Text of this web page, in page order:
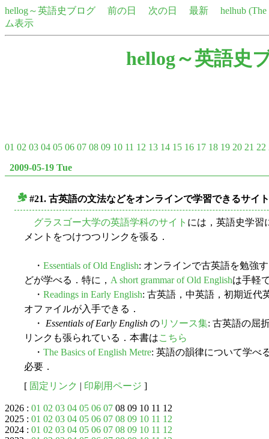
hellog～英語史ブログ 前の日 次の日 最新
helhub
ム表示
hellog～英語史
01 02 03 04 05 06 07 08 09 10 11 12 13 14 15 16 17 18 19 20 21 22
2009-05-19 Tue
#21. 古英語の文法などをオンラインで学習できるサイト
グラスゴー大学の英語学科のサイト には，英語史学習
メントをつけつつリンクを張る．
・ Essentials of Old English: オンラインで古英語を勉強
どが学べる．特に， A short grammar of Old Englishは手軽
・ Readings in Early English: 古英語，中英語，初期近代
オファイルが入手できる．
・ Essentials of Early English のリソース集: 古英語の屈
リンクも張られている．本書はこちら
・ The Basics of English Metre: 英語の韻律について学べ
必要．
[ 固定リンク | 印刷用ページ ]
2026 : 01 02 03 04 05 06 07 08 09 10 11 12
2025 : 01 02 03 04 05 06 07 08 09 10 11 12
2024 : 01 02 03 04 05 06 07 08 09 10 11 12